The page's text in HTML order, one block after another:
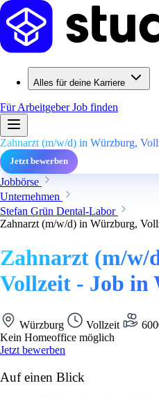
Alles für deine Karriere
Für ArbeitgeberJob finden
Zahnarzt (m/w/d) in Würzburg,
Jetzt bewerben
Jobbörse
Unternehmen
Stefan Grün Dental-Labor
Zahnarzt (m/w/d) in Würzburg,
Zahnarzt (m/w/
Vollzeit - Job in
Würzburg Vollzeit
Kein Homeoffice möglich
Jetzt bewerben
Auf einen Blick